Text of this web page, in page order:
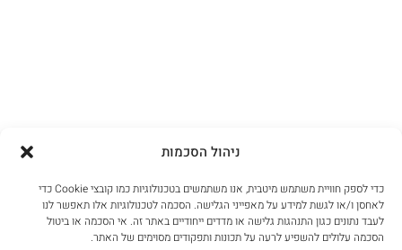
ניהול הסכמות
כדי לספק חוויית משתמש מיטבית, אנו משתמשים בטכנולוגיות כמו קובצי Cookie כדי
לאחסן ו/או לגשת למידע על מאפייני הגלישה. הסכמה לטכנולוגיות אלו תאפשר לנו
לעבד נתונים כגון התנהגות גלישה או מדדים ייחודיים באתר זה. אי הסכמה או ביטול
הסכמה עלולים להשפיע לרעה על תכונות ותפקודים מסוימים של האתר.